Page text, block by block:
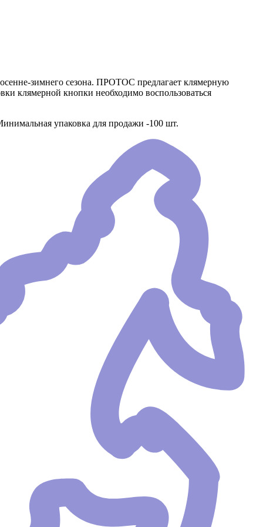
зимнего сезона. ПРОТОС предлагает клямерную
клямерной кнопки необходимо воспользоваться
упаковка для продажи -100 шт.